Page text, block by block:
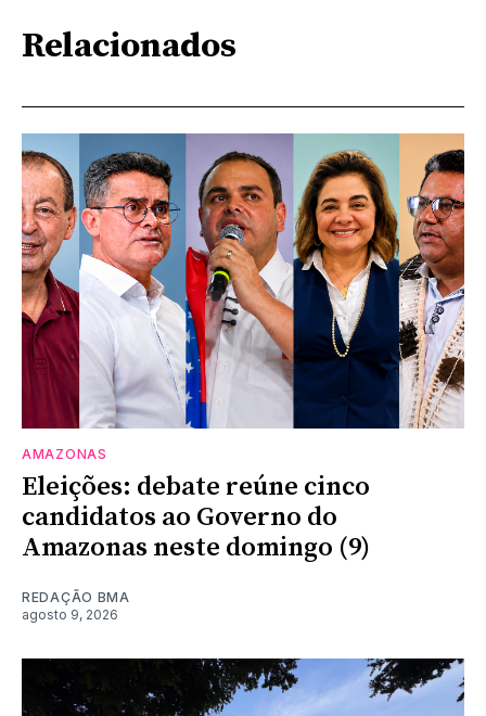
Relacionados
AMAZONAS
Eleições: debate reúne cinco
candidatos ao Governo do
Amazonas neste domingo (9)
REDAÇÃO BMA
agosto 9, 2026